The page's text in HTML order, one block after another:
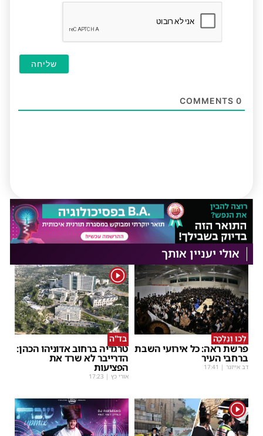
0
אולי יעניין אותך
לְכוּ וְנֵלְכָה
פרשת ראה: כל אירועי השבת
ברחבי העיר
דב אייזנר |
17:41
1
בד"ה
טרגדיה ברחוב אדוניהו הכהן:
הדרייבר לא שרד את
הפציעות
אורי כץ |
17:23
1